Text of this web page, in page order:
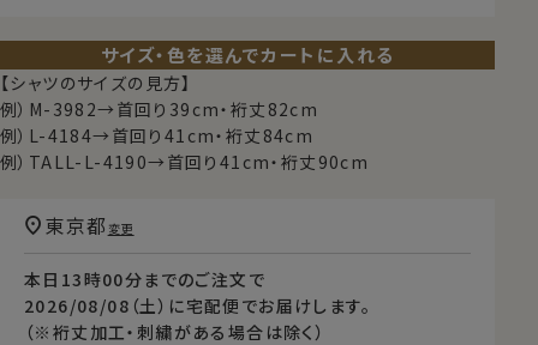
サイズ・色を選んでカートに入れる
【シャツのサイズの見方】
例）M-3982→首回り39cm・裄丈82cm
例）L-4184→首回り41cm・裄丈84cm
例）TALL-L-4190→首回り41cm・裄丈90cm
本日 13時00分 までのご注文で
2026/08/08（土） に宅配便 でお届けします。
（※裄丈加工・刺繍がある場合は除く）
東京都 変更